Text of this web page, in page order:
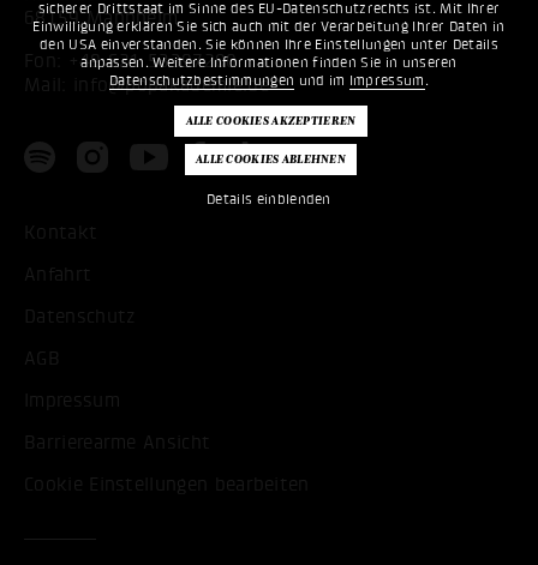
sicherer Drittstaat im Sinne des EU-Datenschutzrechts ist. Mit Ihrer
Einwilligung erklären Sie sich auch mit der Verarbeitung Ihrer Daten in
den USA einverstanden. Sie können Ihre Einstellungen unter Details
anpassen. Weitere Informationen finden Sie in unseren
Datenschutzbestimmungen und im Impressum .
Details einblenden
68159 Mannheim
Fon:
+49 621 53397200
Mail:
info@popakademie.de
Kontakt
Anfahrt
Datenschutz
AGB
Impressum
Barrierearme Ansicht
Cookie Einstellungen bearbeiten